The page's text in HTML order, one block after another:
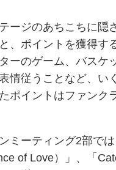
ージのあちこちに隠
、ポイントを獲得す
ーのゲーム、バスケ
情従うことなど、い
ポイントはファンク
ミーティング2部で
of Love）」、「